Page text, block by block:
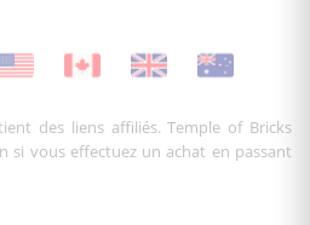
des liens affiliés. Temple of Bricks
si vous effectuez un achat en passant